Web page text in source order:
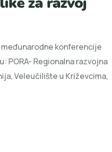
međunarodne konferencije
PORA- Regionalna razvojna
Veleučilište u Križevcima,